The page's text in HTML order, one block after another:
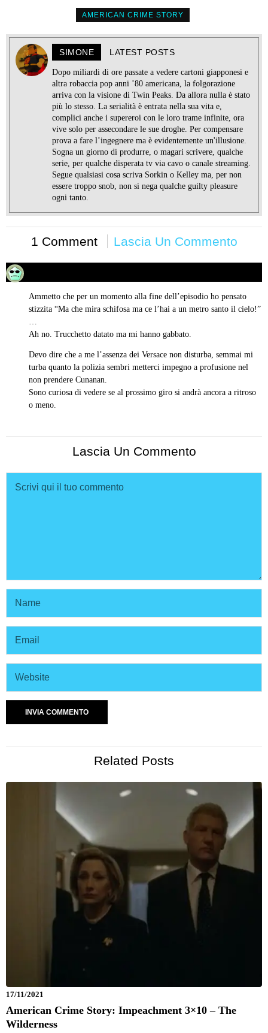
AMERICAN CRIME STORY
SIMONE LATEST POSTS
Dopo miliardi di ore passate a vedere cartoni giapponesi e
altra robaccia pop anni ’80 americana, la folgorazione
arriva con la visione di Twin Peaks. Da allora nulla è stato
più lo stesso. La serialità è entrata nella sua vita e,
complici anche i supereroi con le loro trame infinite, ora
vive solo per assecondare le sue droghe. Per compensare
prova a fare l’ingegnere ma è evidentemente un'illusione.
Sogna un giorno di produrre, o magari scrivere, qualche
serie, per qualche disperata tv via cavo o canale streaming.
Segue qualsiasi cosa scriva Sorkin o Kelley ma, per non
essere troppo snob, non si nega qualche guilty pleasure
ogni tanto.
1 Comment Lascia Un Commento
detto:
Ammetto che per un momento alla fine dell’episodio ho pensato
stizzita “Ma che mira schifosa ma ce l’hai a un metro santo il cielo!”
…
Ah no. Trucchetto datato ma mi hanno gabbato.
Devo dire che a me l’assenza dei Versace non disturba, semmai mi
turba quanto la polizia sembri metterci impegno a profusione nel
non prendere Cunanan.
Sono curiosa di vedere se al prossimo giro si andrà ancora a ritroso
o meno.
Lascia Un Commento
Related Posts
17/11/2021
American Crime Story: Impeachment 3×10 – The
Wilderness